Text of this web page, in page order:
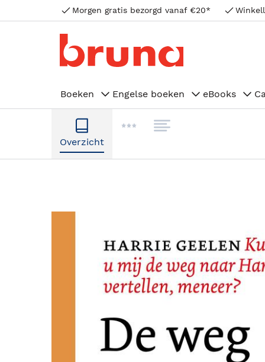
Morgen gratis bezorgd vanaf €20*
Boeken Engelse boeken eBooks
Overzicht